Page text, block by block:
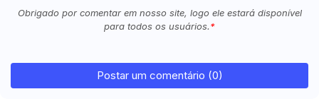
Obrigado por comentar em nosso site, logo ele estará disponível
para todos os usuários.
Postar um comentário (0)